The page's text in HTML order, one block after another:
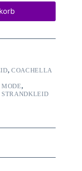
,COACHELLA
MODE,
STRANDKLEID